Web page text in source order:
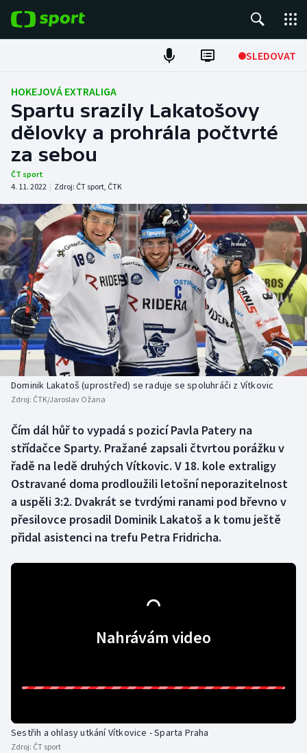
SLEDOVAT
Fotbal
Hokej
Tenis
Atletika
Cyklistika
DALŠÍ SPORTY
Americký fotbal
Baseball a softbal
Basketbal
Biatlon
Box
Curling
Dostihy
Judo
NEPŘEHLÉDNĚTE
Soutěže
Historické návraty
Aplikace ČT sport
HOKEJOVÁ EXTRALIGA
Spartu srazily Lakatošovy
dělovky a prohrála počtvrté
za sebou
ČT sport
4. 11. 2022 | Zdroj: ČT sport, ČTK
Dominik Lakatoš (uprostřed) se raduje se spoluhráči z Vítkovic
Zdroj: ČTK/Jaroslav Ožana
Čím dál hůř to vypadá s pozicí Pavla Patery na
střídačce Sparty. Pražané zapsali čtvrtou porážku v
řadě na ledě druhých Vítkovic. V 18. kole extraligy
Ostravané doma prodloužili letošní neporazitelnost
a uspěli 3:2. Dvakrát se tvrdými ranami pod břevno v
přesilovce prosadil Dominik Lakatoš a k tomu ještě
přidal asistenci na trefu Petra Fridricha.
Nahrávám video
Sestřih a ohlasy utkání Vítkovice - Sparta Praha
Zdroj: ČT sport